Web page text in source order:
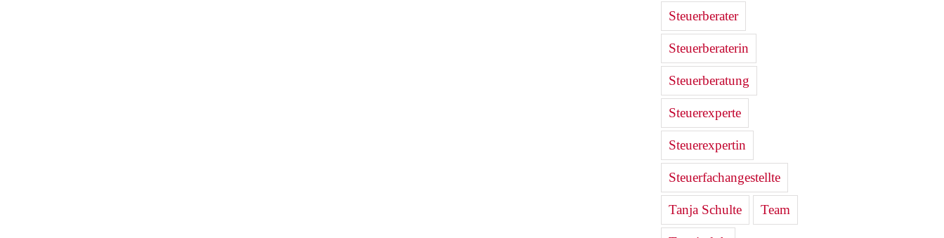
Steuerberater
Steuerberaterin
Steuerberatung
Steuerexperte
Steuerexpertin
Steuerfachangestellte
Tanja Schulte Team